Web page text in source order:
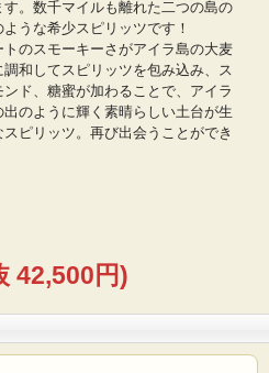
。数千マイルも離れた二つの島の
うな希少スピリッツです！
のスモーキーさがアイラ島の大麦
和してスピリッツを包み込み、ス
ド、糖蜜が加わることで、アイラ
のように輝く素晴らしい土台が生
ピリッツ。再び出会うことができ
42,500円)